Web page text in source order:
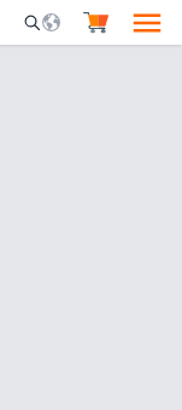
Mobile Search